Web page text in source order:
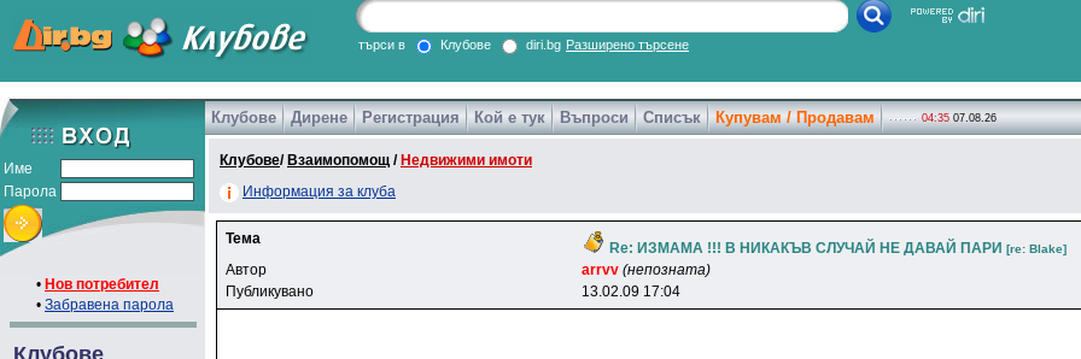
търси в Клубове diri.bg Разширено търсене
Име
Парола
• Нов потребител
• Забравена парола
Клубове
Клубове Дирене Регистрация Кой е тук Въпроси Списък Купувам / Продавам 04:35 07.08.26
Клубове/ Взаимопомощ / Недвижими имоти
Информация за клуба
Тема
Re: ИЗМАМА !!! В НИКАКЪВ СЛУЧАЙ НЕ ДАВАЙ ПАРИ [re: Blake]
Автор arrvv (непозната)
Публикувано
13.02.09 17:04